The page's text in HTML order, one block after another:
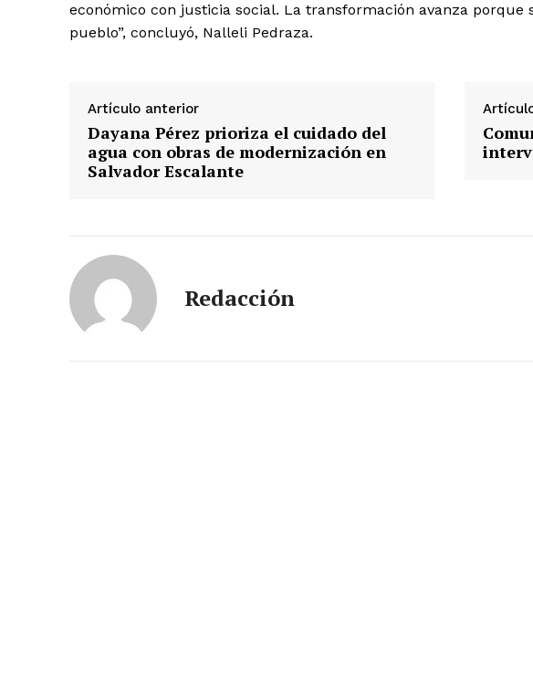
económico con justicia social. La transformación avanza porque
pueblo”, concluyó, Nalleli Pedraza.
Artículo anterior
Dayana Pérez prioriza el cuidado del
agua con obras de modernización en
Salvador Escalante
Redacción